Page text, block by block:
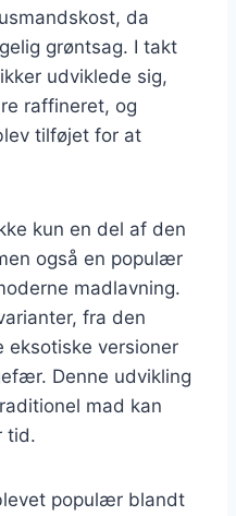
da
grøntsag. I takt
udviklede sig,
raffineret, og
tilføjet for at
kun en del af den
også en populær
madlavning.
fra den
eksotiske versioner
Denne udvikling
mad kan
tid.
populær blandt